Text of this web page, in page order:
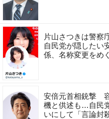
片山さつきは警察
自民党が隠したい
係、名称変更をめ
安倍元首相銃撃
機と供述も…自民
いにして「言論封